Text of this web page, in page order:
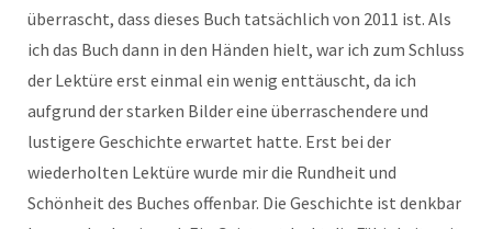
überrascht, dass dieses Buch tatsächlich von 2011 ist. Als
ich das Buch dann in den Händen hielt, war ich zum Schluss
der Lektüre erst einmal ein wenig enttäuscht, da ich
aufgrund der starken Bilder eine überraschendere und
lustigere Geschichte erwartet hatte. Erst bei der
wiederholten Lektüre wurde mir die Rundheit und
Schönheit des Buches offenbar. Die Geschichte ist denkbar